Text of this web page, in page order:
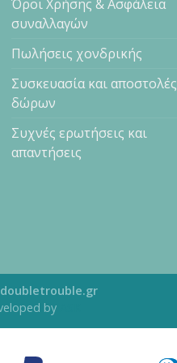
Όροι Χρήσης & Ασφάλεια
συναλλαγών
Πωλήσεις χονδρικής
Συσκευασία και αποστολές
δώρων
Συχνές ερωτήσεις και
απαντήσεις
doubletrouble.gr
by